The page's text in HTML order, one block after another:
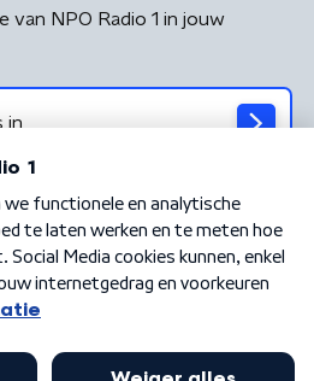
van NPO Radio 1 in jouw